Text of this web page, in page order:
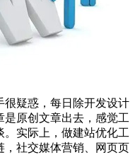
很疑惑，每日除开发设计
原创文章出去，感觉工
实际上，做建站优化工
，社交媒体营销、网页页